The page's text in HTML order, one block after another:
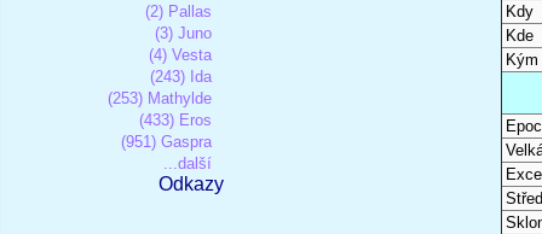
(2) Pallas
(3) Juno
(4) Vesta
(243) Ida
(253) Mathylde
(433) Eros
(951) Gaspra
...další
Odkazy
Kdy
Kde
Kým